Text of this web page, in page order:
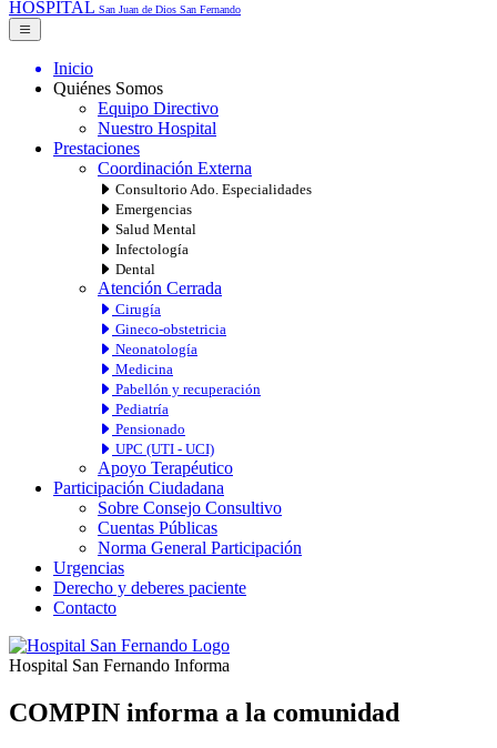
HOSPITAL San Juan de Dios San Fernando
Inicio
Quiénes Somos
Equipo Directivo
Nuestro Hospital
Prestaciones
Coordinación Externa
Consultorio Ado. Especialidades
Emergencias
Salud Mental
Infectología
Dental
Atención Cerrada
Cirugía
Gineco-obstetricia
Neonatología
Medicina
Pabellón y recuperación
Pediatría
Pensionado
UPC (UTI - UCI)
Apoyo Terapéutico
Participación Ciudadana
Sobre Consejo Consultivo
Cuentas Públicas
Norma General Participación
Urgencias
Derecho y deberes paciente
Contacto
Hospital San Fernando Informa
COMPIN informa a la comunidad